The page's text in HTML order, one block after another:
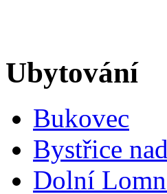
Ubytování
Bukovec
Bystřice
Dolní